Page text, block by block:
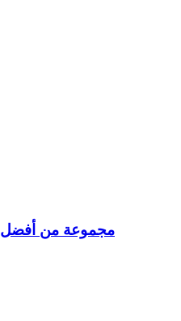
مجموعة من أفضل 10 ألعاب الجوال 2023